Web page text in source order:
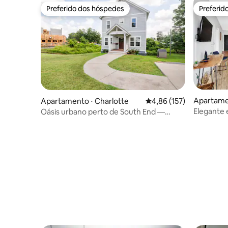
Preferido dos hóspedes
Preferido dos hóspedes
Apartamento ⋅ Charlotte 4,86 de uma avaliação
4,86 (157)
Oásis urbano perto de South End —
Elegante